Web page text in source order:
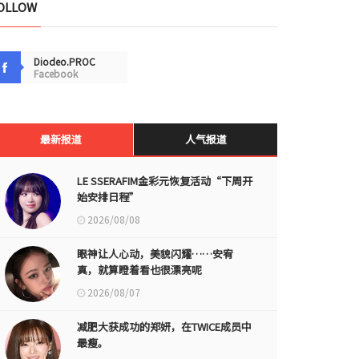
Diodeo.PROC
Facebook
最新报道 人气报道
LE SSERAFIM金彩元恢复活动“下周开
始安排日程”
2026/08/08
眼神让人心动，美貌闪耀……安宥
真，就算瞪着看也很漂亮呢
2026/08/07
减肥大获成功的郑妍，在TWICE成员中
最瘦。